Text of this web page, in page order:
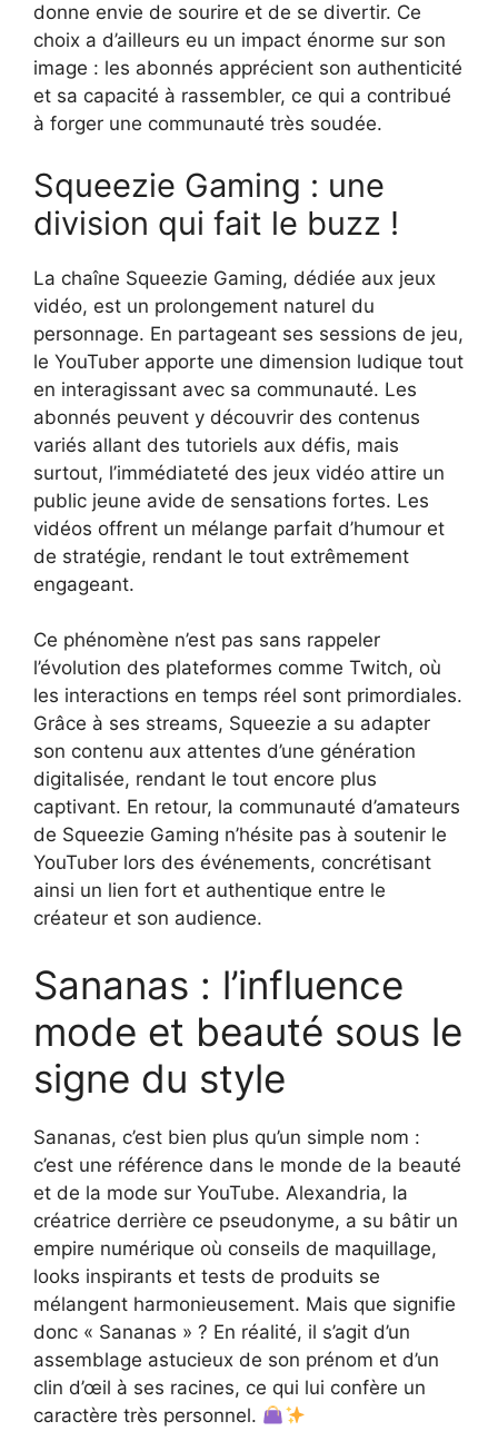
donne envie de sourire et de se divertir. Ce
choix a d’ailleurs eu un impact énorme sur son
image : les abonnés apprécient son authenticité
et sa capacité à rassembler, ce qui a contribué
à forger une communauté très soudée.
Squeezie Gaming : une
division qui fait le buzz !
La chaîne Squeezie Gaming, dédiée aux jeux
vidéo, est un prolongement naturel du
personnage. En partageant ses sessions de jeu,
le YouTuber apporte une dimension ludique tout
en interagissant avec sa communauté. Les
abonnés peuvent y découvrir des contenus
variés allant des tutoriels aux défis, mais
surtout, l’immédiateté des jeux vidéo attire un
public jeune avide de sensations fortes. Les
vidéos offrent un mélange parfait d’humour et
de stratégie, rendant le tout extrêmement
engageant.
Ce phénomène n’est pas sans rappeler
l’évolution des plateformes comme Twitch, où
les interactions en temps réel sont primordiales.
Grâce à ses streams, Squeezie a su adapter
son contenu aux attentes d’une génération
digitalisée, rendant le tout encore plus
captivant. En retour, la communauté d’amateurs
de Squeezie Gaming n’hésite pas à soutenir le
YouTuber lors des événements, concrétisant
ainsi un lien fort et authentique entre le
créateur et son audience.
Sananas : l’influence
mode et beauté sous le
signe du style
Sananas, c’est bien plus qu’un simple nom :
c’est une référence dans le monde de la beauté
et de la mode sur YouTube. Alexandria, la
créatrice derrière ce pseudonyme, a su bâtir un
empire numérique où conseils de maquillage,
looks inspirants et tests de produits se
mélangent harmonieusement. Mais que signifie
donc « Sananas » ? En réalité, il s’agit d’un
assemblage astucieux de son prénom et d’un
clin d’œil à ses racines, ce qui lui confère un
caractère très personnel.